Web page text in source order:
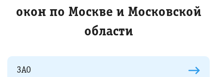
окон по Москве и Московской
области
ЗАО